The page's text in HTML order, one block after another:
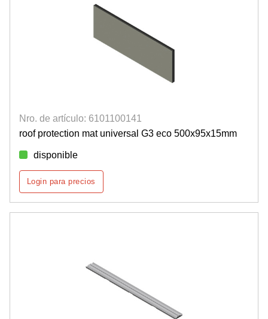
Nro. de artículo: 6101100141
roof protection mat universal G3 eco 500x95x15mm
disponible
Login para precios